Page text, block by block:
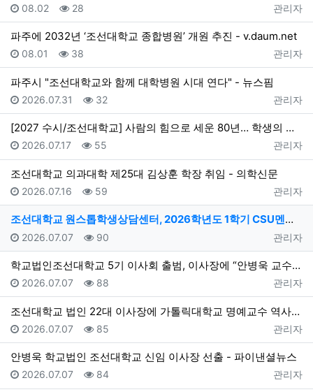
등록자
관리자
등록일
08.02 조회
28
파주에 2032년 ‘조선대학교 종합병원’ 개원 추진 - v.daum.net
등록자
관리자
등록일
08.01 조회
38
파주시 "조선대학교와 함께 대학병원 시대 연다" - 뉴스핌
등록자
관리자
등록일
2026.07.31 조회
32
[2027 수시/조선대학교] 사람의 힘으로 세운 80년… 학생의 미래 여는 100년 준비 - 한국대학신문
등록자
관리자
등록일
2026.07.17 조회
55
조선대학교 의과대학 제25대 김상훈 학장 취임 - 의학신문
등록자
관리자
등록일
2026.07.16 조회
59
조선대학교 원스톱학생상담센터, 2026학년도 1학기 CSU멘토단 활동 성료 > 뉴스 - 더코리아
등록자
관리자
등록일
2026.07.07 조회
90
학교법인조선대학교 5기 이사회 출범, 이사장에 “안병욱 교수” 선임 - 대학지성 In&Out
등록자
관리자
등록일
2026.07.07 조회
88
조선대학교 법인 22대 이사장에 가톨릭대학교 명예교수 역사학자 안병욱 교수 선임 - 데일리스포츠한국
등록자
관리자
등록일
2026.07.07 조회
85
안병욱 학교법인 조선대학교 신임 이사장 선출 - 파이낸셜뉴스
등록자
관리자
등록일
2026.07.07 조회
84